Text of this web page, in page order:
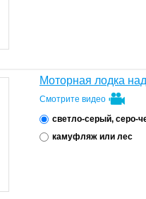
Моторная лодка
Смотрите видео
светло-серый, серо-
камуфляж или лес